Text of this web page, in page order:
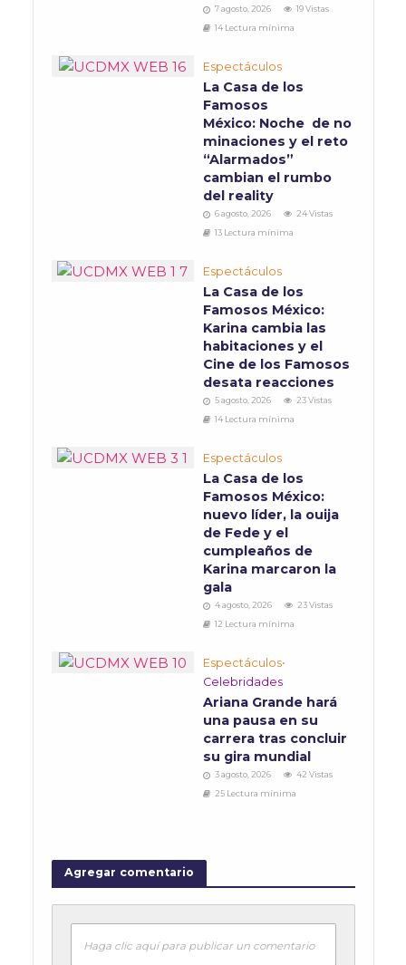
7 agosto, 2026
19 Vistas
14 Lectura mínima
Espectáculos
La Casa de los
Famosos
México: Noche de no
minaciones y el reto
“Alarmados”
cambian el rumbo
del reality
6 agosto, 2026
24 Vistas
13 Lectura mínima
Espectáculos
La Casa de los
Famosos México:
Karina cambia las
habitaciones y el
Cine de los Famosos
desata reacciones
5 agosto, 2026
23 Vistas
14 Lectura mínima
Espectáculos
La Casa de los
Famosos México:
nuevo líder, la ouija
de Fede y el
cumpleaños de
Karina marcaron la
gala
4 agosto, 2026
23 Vistas
12 Lectura mínima
Espectáculos•
Celebridades
Ariana Grande hará
una pausa en su
carrera tras concluir
su gira mundial
3 agosto, 2026
42 Vistas
25 Lectura mínima
Agregar comentario
Haga clic aquí para publicar un comentario